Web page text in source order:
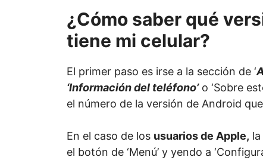
¿Cómo saber qué
tiene mi celular?
El primer paso es irse a la sección de ‘
‘Información del teléfono’o ‘Sobre
el número de la versión de Android
En el caso de los usuarios de Apple,
el botón de ‘Menú’ y yendo a